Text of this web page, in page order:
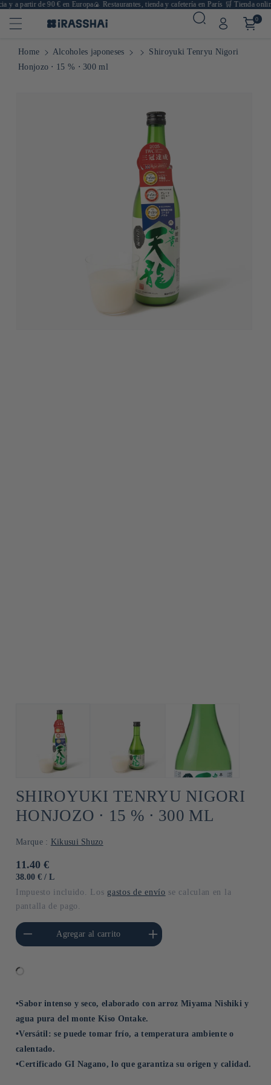
a partir de 90 € en Europa🍙 Restaurantes, tienda y cafetería en París🛒 Tienda online
0
Home Alcoholes japoneses
Shiroyuki Tenryu Nigori
Honjozo ⋅ 15 % ⋅ 300 ml
SHIROYUKI TENRYU NIGORI
HONJOZO ⋅ 15 % ⋅ 300 ML
Marque : Kikusui Shuzo
Precio
habitual
11.40 €
PRECIO
38.00 € / POR
L
Impuesto incluido. Los gastos de envío se calculan en la
pantalla de pago.
para Default
Title
Agregar al carrito
Aumentar cantidad para Default
Title
•Sabor intenso y seco, elaborado con arroz Miyama Nishiki y
agua pura del monte Kiso Ontake.
•Versátil: se puede tomar frío, a temperatura ambiente o
calentado.
•Certificado GI Nagano, lo que garantiza su origen y calidad.